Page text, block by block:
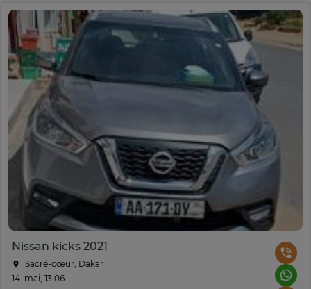
Nissan kicks 2021
Sacré-cœur, Dakar
14. mai, 13:06